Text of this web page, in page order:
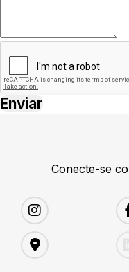
Conecte-se